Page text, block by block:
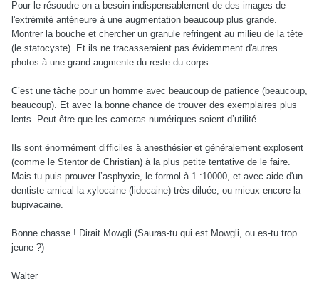
Pour le résoudre on a besoin indispensablement de des images de
l'extrémité antérieure à une augmentation beaucoup plus grande.
Montrer la bouche et chercher un granule refringent au milieu de la tête
(le statocyste). Et ils ne tracasseraient pas évidemment d'autres
photos à une grand augmente du reste du corps.
C’est une tâche pour un homme avec beaucoup de patience (beaucoup,
beaucoup). Et avec la bonne chance de trouver des exemplaires plus
lents. Peut être que les cameras numériques soient d’utilité.
Ils sont énormément difficiles à anesthésier et généralement explosent
(comme le Stentor de Christian) à la plus petite tentative de le faire.
Mais tu puis prouver l’asphyxie, le formol à 1 :10000, et avec aide d'un
dentiste amical la xylocaine (lidocaine) très diluée, ou mieux encore la
bupivacaine.
Bonne chasse ! Dirait Mowgli (Sauras-tu qui est Mowgli, ou es-tu trop
jeune ?)
Walter